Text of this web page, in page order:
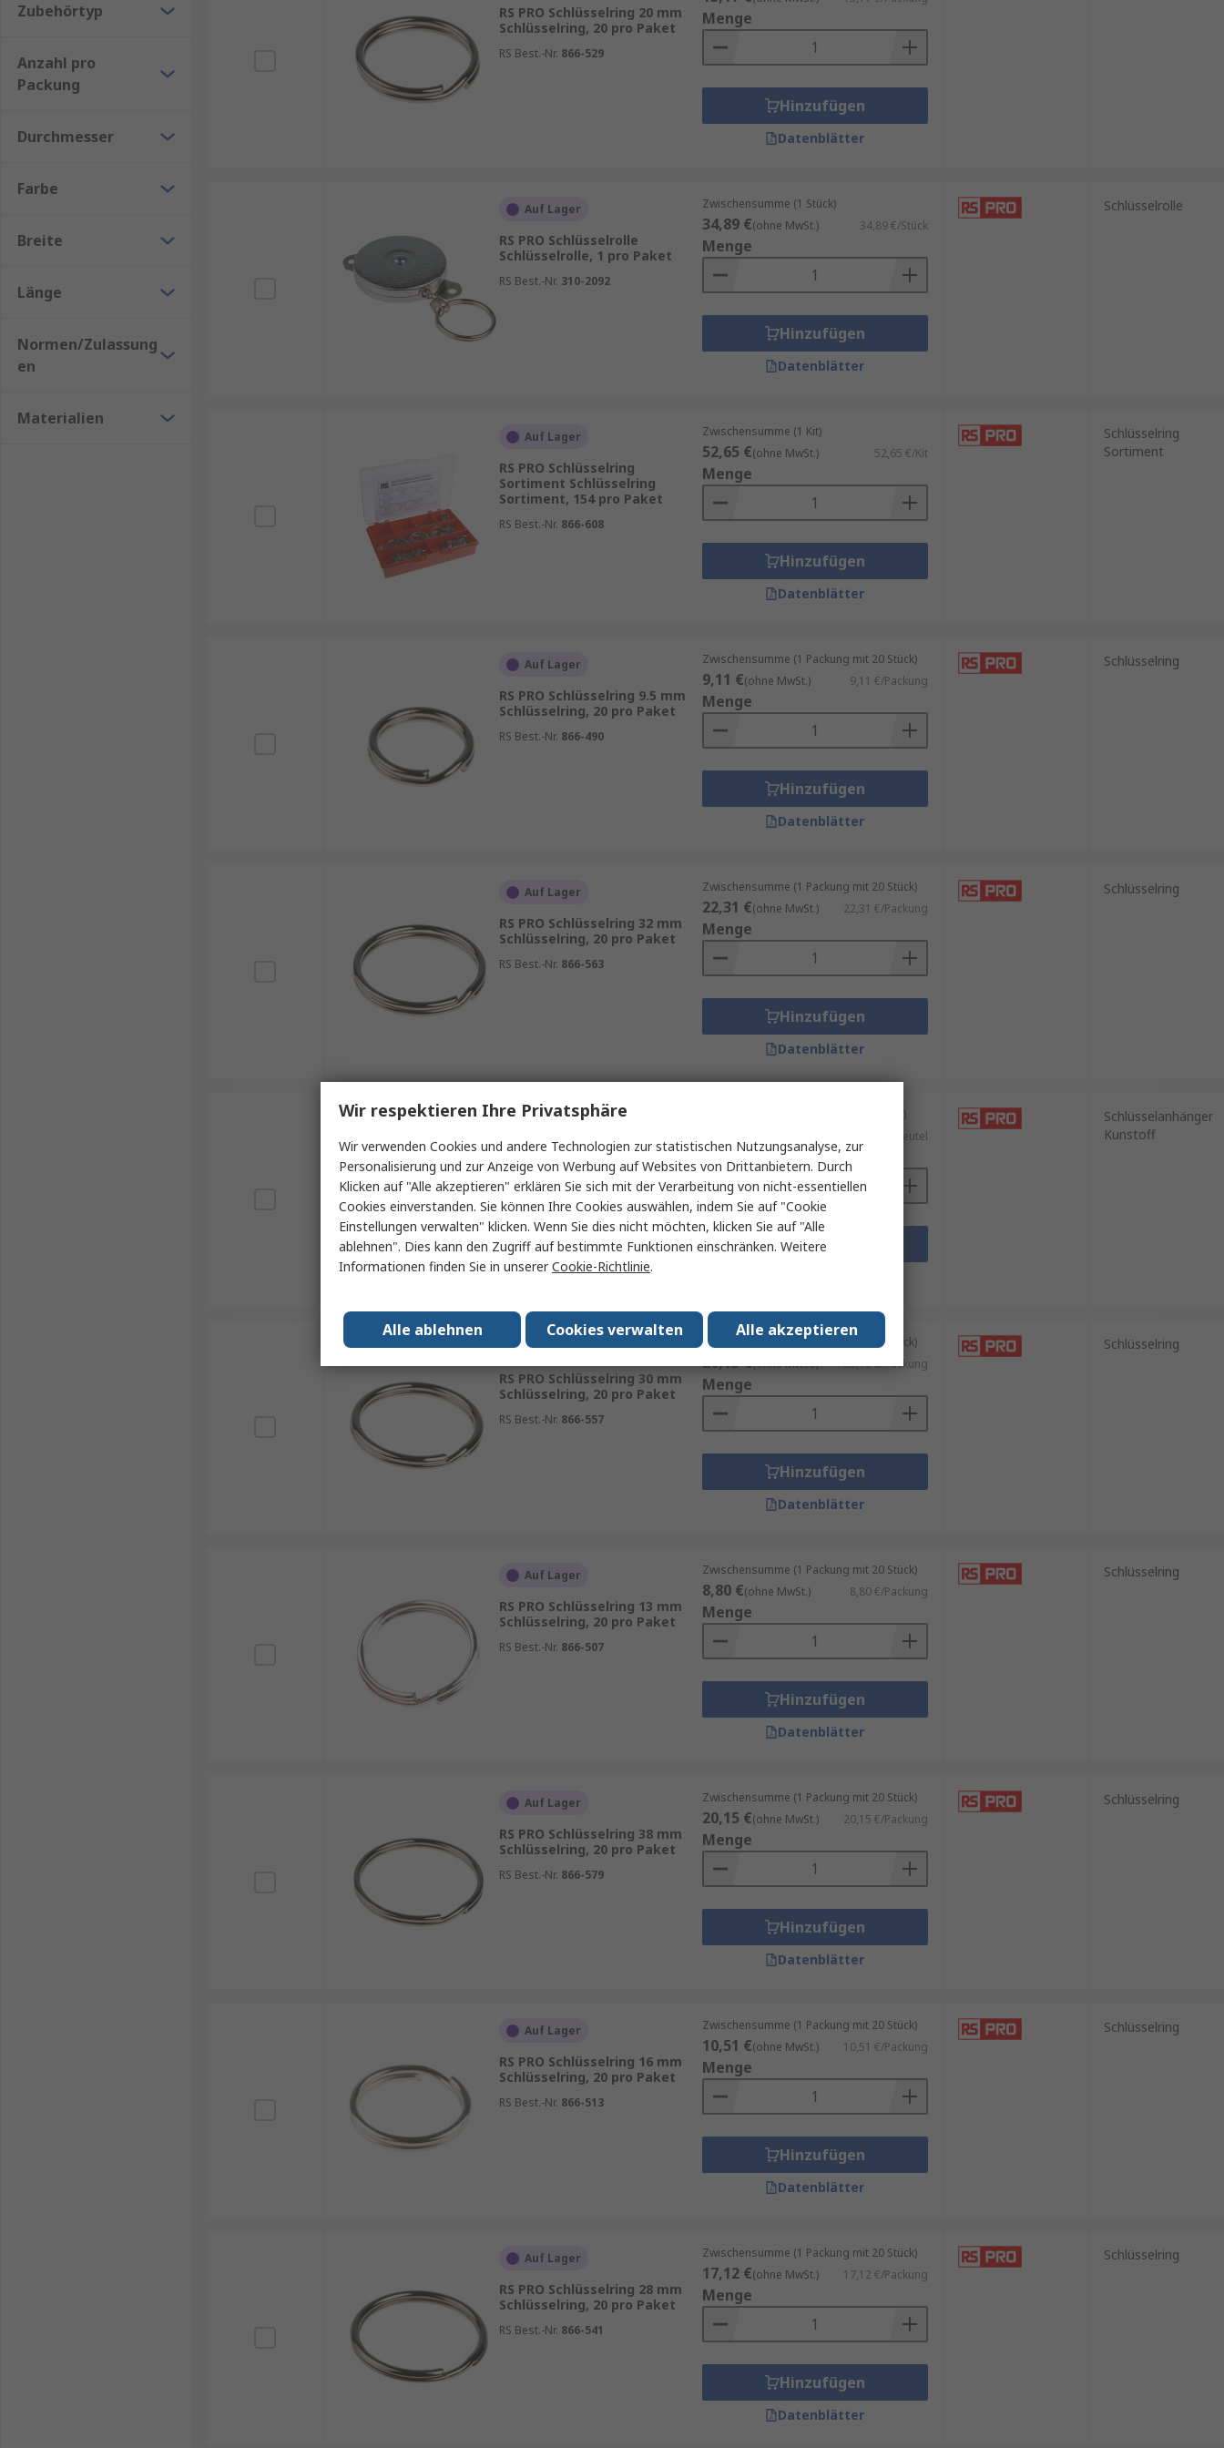
Zubehörtyp
Anzahl pro
Packung
Durchmesser
Farbe
Breite
Länge
Normen/Zulassung
en
Materialien
RS PRO Schlüsselring 20 mm
Schlüsselring, 20 pro Paket
RS Best.-Nr. 866-529
Menge
Hinzufügen
Datenblätter
Auf Lager
RS PRO Schlüsselrolle
Schlüsselrolle, 1 pro Paket
RS Best.-Nr. 310-2092
Zwischensumme (1 Stück)
34,89 €(ohne MwSt.) 34,89 €/Stück
Menge
Hinzufügen
Datenblätter
Schlüsselrolle
Auf Lager
RS PRO Schlüsselring
Sortiment Schlüsselring
Sortiment, 154 pro Paket
RS Best.-Nr. 866-608
Zwischensumme (1 Kit)
52,65 €(ohne MwSt.) 52,65 €/Kit
Menge
Hinzufügen
Datenblätter
Schlüsselring
Sortiment
Auf Lager
RS PRO Schlüsselring 9.5 mm
Schlüsselring, 20 pro Paket
RS Best.-Nr. 866-490
Zwischensumme (1 Packung mit 20 Stück)
9,11 €(ohne MwSt.) 9,11 €/Packung
Menge
Hinzufügen
Datenblätter
Schlüsselring
Auf Lager
RS PRO Schlüsselring 32 mm
Schlüsselring, 20 pro Paket
RS Best.-Nr. 866-563
Zwischensumme (1 Packung mit 20 Stück)
22,31 €(ohne MwSt.) 22,31 €/Packung
Menge
Hinzufügen
Datenblätter
Schlüsselring
Auf Lager
RS PRO Weiß Schlüsselring
Schlüsselanhänger Kunstoff,
25 pro Paket 50 mm
Kunststoff
RS Best.-Nr.179-9552
Zwischensumme (1 Beutel mit 25 Stück)
17,78 €/Beutel
Menge
Hinzufügen
Schlüsselanhänger
Kunstoff
Auf Lager
RS PRO Schlüsselring 30 mm
Schlüsselring, 20 pro Paket
RS Best.-Nr. 866-557
Zwischensumme (1 Packung mit 20 Stück)
20,13 €(ohne MwSt.) 20,13 €/Packung
Menge
Hinzufügen
Datenblätter
Schlüsselring
Auf Lager
RS PRO Schlüsselring 13 mm
Schlüsselring, 20 pro Paket
RS Best.-Nr. 866-507
Zwischensumme (1 Packung mit 20 Stück)
8,80 €(ohne MwSt.) 8,80 €/Packung
Menge
Hinzufügen
Datenblätter
Schlüsselring
Auf Lager
RS PRO Schlüsselring 38 mm
Schlüsselring, 20 pro Paket
RS Best.-Nr. 866-579
Zwischensumme (1 Packung mit 20 Stück)
20,15 €(ohne MwSt.) 20,15 €/Packung
Menge
Hinzufügen
Datenblätter
Schlüsselring
Auf Lager
RS PRO Schlüsselring 16 mm
Schlüsselring, 20 pro Paket
RS Best.-Nr. 866-513
Zwischensumme (1 Packung mit 20 Stück)
10,51 €(ohne MwSt.) 10,51 €/Packung
Menge
Hinzufügen
Datenblätter
Schlüsselring
Auf Lager
RS PRO Schlüsselring 28 mm
Schlüsselring, 20 pro Paket
RS Best.-Nr. 866-541
Zwischensumme (1 Packung mit 20 Stück)
17,12 €(ohne MwSt.) 17,12 €/Packung
Menge
Hinzufügen
Datenblätter
Schlüsselring
Wir respektieren Ihre Privatsphäre
Wir verwenden Cookies und andere Technologien zur statistischen Nutzungsanalyse, zur
Personalisierung und zur Anzeige von Werbung auf Websites von Drittanbietern. Durch
Klicken auf "Alle akzeptieren" erklären Sie sich mit der Verarbeitung von nicht-essentiellen
Cookies einverstanden. Sie können Ihre Cookies auswählen, indem Sie auf "Cookie
Einstellungen verwalten" klicken. Wenn Sie dies nicht möchten, klicken Sie auf "Alle
ablehnen". Dies kann den Zugriff auf bestimmte Funktionen einschränken. Weitere
Informationen finden Sie in unsererCookie-Richtlinie.
Alle akzeptieren
Cookies verwalten
Alle ablehnen